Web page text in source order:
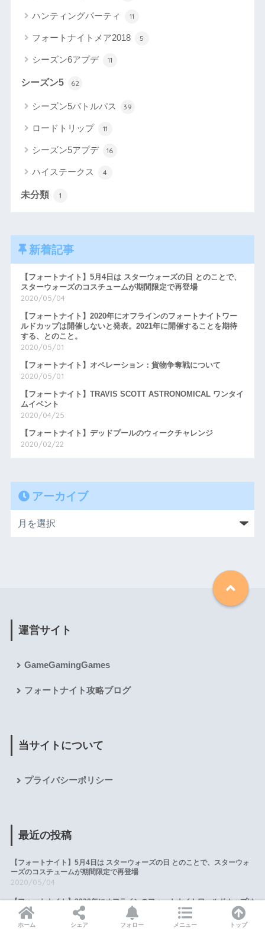
ハンティングパーティ 11
フォートナイトメア2018 5
シーズン6アプデ 11
シーズン5 62
シーズン5バトルパス 39
ロードトリップ 11
シーズン5アプデ 16
ハイステークス 4
未分類 1
新着記事
【フォートナイト】5月4日は スターウォーズの日 とのことで、
スターウォーズのコスチュームが期間限定で再登場
2020/05/04
【フォートナイト】2020年にオフラインのフォートナイトワー
ルドカップは開催しないと発表。2021年に開催することを期待
する、とのこと。
2020/05/01
【フォートナイト】オペレーション：貨物争奪戦について
2020/05/01
【フォートナイト】TRAVIS SCOTT ASTRONOMICAL ワンタイ
ムイベント
2020/04/25
【フォートナイト】デッドプールのウィークチャレンジ
2020/02/22
アーカイブ
運営サイト
GameGamingGames
フォートナイト攻略ブログ
当サイトについて
プライバシーポリシー
最近の投稿
【フォートナイト】5月4日は スターウォーズの日 とのことで、スターウォ
ーズのコスチュームが期間限定で再登場
2020/05/04
【フォートナイト】2020年にオフラインのフォートナイトワールドカップは
開催しないと発表。2021年に開催することを期待する、とのこと。
2020/05/01
ホーム シェア フォロー メニュー トップ